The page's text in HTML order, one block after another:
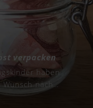
verpacken
haben
nach
euch kreative